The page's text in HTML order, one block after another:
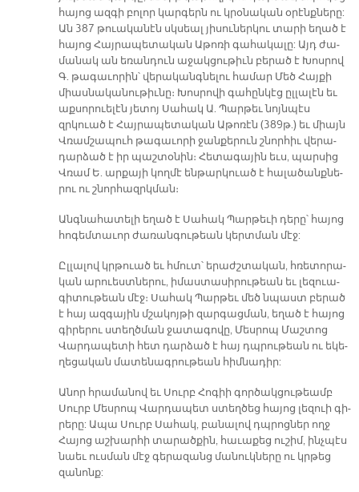
հա­յոց ազ­գի բո­լոր կար­գերն ու կրօ­նա­կան օ­րէնք­նե­րը:
Ան 387 թուա­կա­նէն սկսեալ յի­սու­ներ­կու տա­րի ե­ղած է
հա­յոց Հայ­րա­պե­տա­կան Ա­թո­ռի գա­հա­կա­լը: Այդ ժա­
մա­նակ ան ե­ռան­դուն ա­ջակ­ցու­թիւն բե­րած է Խոս­րով
Գ. թա­գա­ւո­րին՝ վե­րա­կանգ­նե­լու հա­մար Մեծ Հայ­քի
միաս­նա­կա­նու­թիւ­նը։ Խոս­րո­վի գա­հըն­կէց ըլ­լա­լէն եւ
աք­սո­րուե­լէն յե­տոյ Սա­հակ Ա. Պար­թե­ւ նոյն­պէս
զրկուած է Հայ­րա­պե­տա­կան Ա­թո­ռէն (389թ.) եւ միայն
Վռամ­շա­պուհ թա­գա­ւո­րի ջան­քե­րուն շնոր­հիւ վե­րա­
դար­ձած է իր պաշ­տօ­նին։ Հե­տա­գա­յին եւս, պար­սից
Վռամ Ե. ար­քա­յի կող­մէ են­թար­կուած է հա­լա­ծանք­նե­
րու ու շնոր­հազրկ­ման։
Անգ­նա­հա­տե­լի ե­ղած է Սա­հակ Պար­թե­ւի դե­րը՝ հա­յոց
հո­գեմ­տա­ւոր ժա­ռան­գու­թեան կերտ­ման մէջ:
Ըլ­լա­լով կրթուած եւ հմուտ՝ ե­րաժշ­տա­կան, հռե­տո­րա­
կան ա­րուեստ­նե­րու, ի­մաս­տա­սի­րու­թեան եւ լե­զուա­
գի­տու­թեան մէջ։ Սա­հակ Պար­թե­ւ մեծ նպաստ բե­րած
է հայ ազ­գա­յին մշա­կոյ­թի զար­գաց­մա­ն, ե­ղած է հա­յոց
գի­րե­րու ստեղծ­ման ջա­տա­գո­վը, Մես­րոպ Մաշ­տոց
Վար­դա­պե­տի հետ դար­ձած է հայ դպրու­թեան ու ե­կե­
ղե­ցա­կան մա­տե­նագ­րու­թեան հիմ­նա­դիր:
Ա­նոր հրա­մա­նով եւ Սուրբ Հո­գիի գոր­ծակ­ցու­թեամբ
Սուրբ Մես­րոպ Վար­դա­պե­տ ս­տեղ­ծեց հա­յոց լե­զուի գի­
րե­րը: Ա­պա Սուրբ Սա­հա­կ, բա­նա­լով դպրոց­ներ ողջ
Հա­յոց աշ­խար­հի տա­րած­քին, հա­ւա­քեց ու­շիմ, ինչ­պէս
նաեւ ուս­ման մէջ գե­րա­զանց մա­նուկ­նե­րը ու կրթեց
զա­նոնք: